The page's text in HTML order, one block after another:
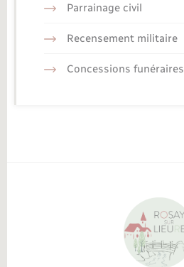
Parrainage civil
Recensement militaire
Concessions funéraires